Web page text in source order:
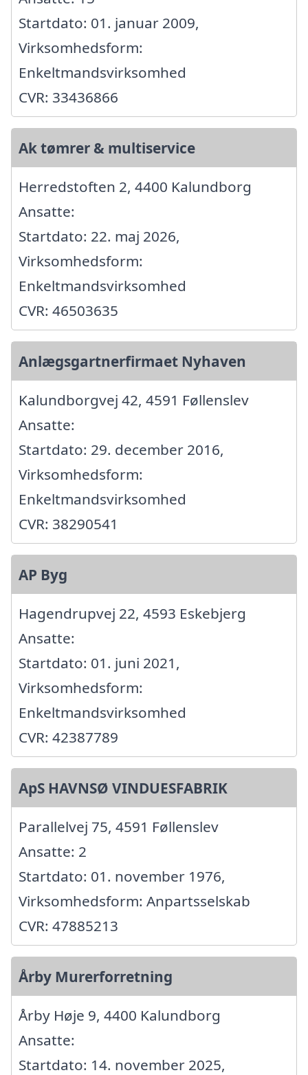
Startdato: 01. januar 2009,
Virksomhedsform:
Enkeltmandsvirksomhed
CVR: 33436866
Ak tømrer & multiservice
Herredstoften 2, 4400 Kalundborg
Ansatte:
Startdato: 22. maj 2026,
Virksomhedsform:
Enkeltmandsvirksomhed
CVR: 46503635
Anlægsgartnerfirmaet Nyhaven
Kalundborgvej 42, 4591 Føllenslev
Ansatte:
Startdato: 29. december 2016,
Virksomhedsform:
Enkeltmandsvirksomhed
CVR: 38290541
AP Byg
Hagendrupvej 22, 4593 Eskebjerg
Ansatte:
Startdato: 01. juni 2021,
Virksomhedsform:
Enkeltmandsvirksomhed
CVR: 42387789
ApS HAVNSØ VINDUESFABRIK
Parallelvej 75, 4591 Føllenslev
Ansatte: 2
Startdato: 01. november 1976,
Virksomhedsform: Anpartsselskab
CVR: 47885213
Årby Murerforretning
Årby Høje 9, 4400 Kalundborg
Ansatte:
Startdato: 14. november 2025,